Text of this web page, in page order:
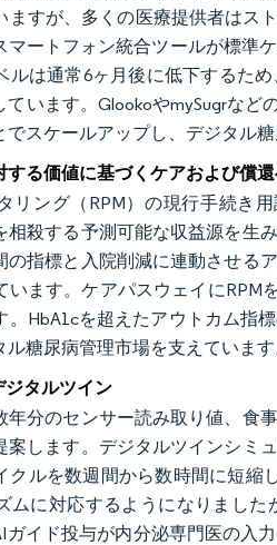
ますが、多くの医療提供者はス
ートフォン統合ツールが標準
ルは通常6ヶ月後に低下するた
ています。GlookoやmySugrな
スケールアップし、デジタル
る価値に基づくケアおよび償
リング（RPM）の現行手続き
相殺する予測可能な収益源を生
の指標と入院削減に連動させる
います。ケアパスウェイにRPM
。HbA1cを超えたアウトカム指
糖尿病管理市場を支えています
ジタルツイン
年分のセンサー読み取り値、食
案します。デジタルツインシミ
クルを数週間から数時間に短
ムに対応するようになりまし
ガイド投与が内分泌専門医の入